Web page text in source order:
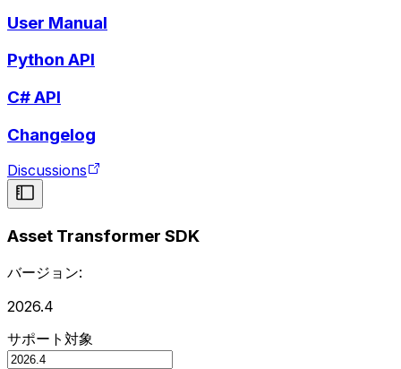
User Manual
Python API
C# API
Changelog
Discussions
Asset Transformer SDK
バージョン:
2026.4
サポート対象